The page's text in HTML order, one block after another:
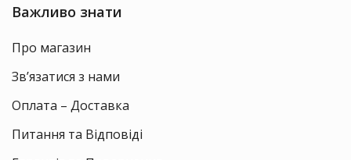
Важливо знати
Про магазин
Зв’язатися з нами
Оплата – Доставка
Питання та Відповіді